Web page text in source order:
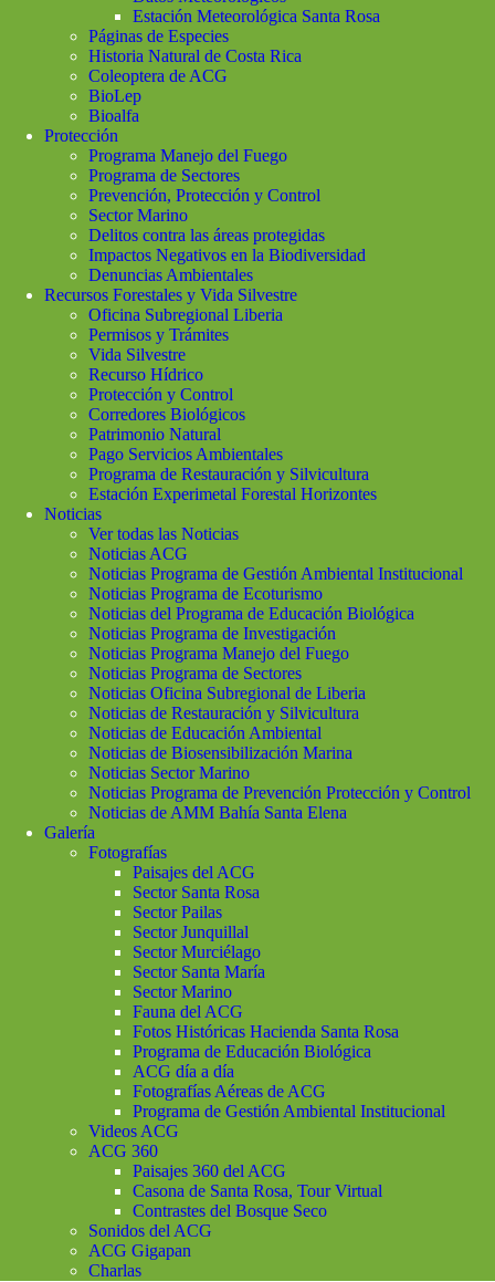
Estación Meteorológica Santa Rosa
Páginas de Especies
Historia Natural de Costa Rica
Coleoptera de ACG
BioLep
Bioalfa
Protección
Programa Manejo del Fuego
Programa de Sectores
Prevención, Protección y Control
Sector Marino
Delitos contra las áreas protegidas
Impactos Negativos en la Biodiversidad
Denuncias Ambientales
Recursos Forestales y Vida Silvestre
Oficina Subregional Liberia
Permisos y Trámites
Vida Silvestre
Recurso Hídrico
Protección y Control
Corredores Biológicos
Patrimonio Natural
Pago Servicios Ambientales
Programa de Restauración y Silvicultura
Estación Experimetal Forestal Horizontes
Noticias
Ver todas las Noticias
Noticias ACG
Noticias Programa de Gestión Ambiental Institucional
Noticias Programa de Ecoturismo
Noticias del Programa de Educación Biológica
Noticias Programa de Investigación
Noticias Programa Manejo del Fuego
Noticias Programa de Sectores
Noticias Oficina Subregional de Liberia
Noticias de Restauración y Silvicultura
Noticias de Educación Ambiental
Noticias de Biosensibilización Marina
Noticias Sector Marino
Noticias Programa de Prevención Protección y Control
Noticias de AMM Bahía Santa Elena
Galería
Fotografías
Paisajes del ACG
Sector Santa Rosa
Sector Pailas
Sector Junquillal
Sector Murciélago
Sector Santa María
Sector Marino
Fauna del ACG
Fotos Históricas Hacienda Santa Rosa
Programa de Educación Biológica
ACG día a día
Fotografías Aéreas de ACG
Programa de Gestión Ambiental Institucional
Videos ACG
ACG 360
Paisajes 360 del ACG
Casona de Santa Rosa, Tour Virtual
Contrastes del Bosque Seco
Sonidos del ACG
ACG Gigapan
Charlas